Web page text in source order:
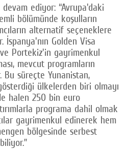
ediyor: “Avrupa'daki
bölümünde koşulların
alternatif seçeneklere
Golden Visa
ve Portekiz'in gayrimenkul
mevcut programların
Bu süreçte Yunanistan,
ülkelerden biri olmayı
halen 250 bin euro
programa dahil olmak
gayrimenkul edinerek hem
bölgesinde serbest